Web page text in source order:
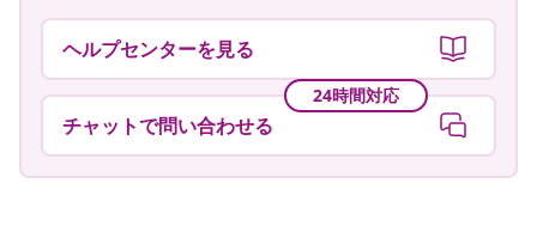
ヘルプセンターを見る
24時間対応
チャットで問い合わせる